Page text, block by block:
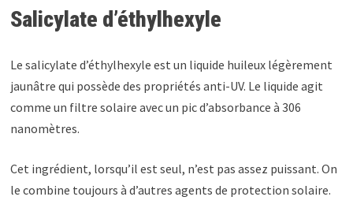
Salicylate d’éthylhexyle
Le salicylate d’éthylhexyle est un liquide huileux légèrement
jaunâtre qui possède des propriétés anti-UV. Le liquide agit
comme un filtre solaire avec un pic d’absorbance à 306
nanomètres.
Cet ingrédient, lorsqu’il est seul, n’est pas assez puissant. On
le combine toujours à d’autres agents de protection solaire.